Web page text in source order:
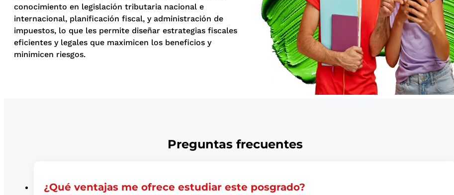
conocimiento en legislación tributaria nacional e
internacional, planificación fiscal, y administración de
impuestos, lo que les permite diseñar estrategias fiscales
eficientes y legales que maximicen los beneficios y
minimicen riesgos.
Preguntas frecuentes
¿Qué ventajas me ofrece estudiar este posgrado?